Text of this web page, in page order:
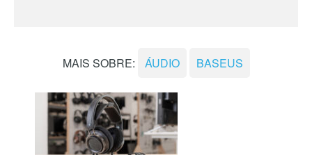
MAIS SOBRE: ÁUDIO BASEUS